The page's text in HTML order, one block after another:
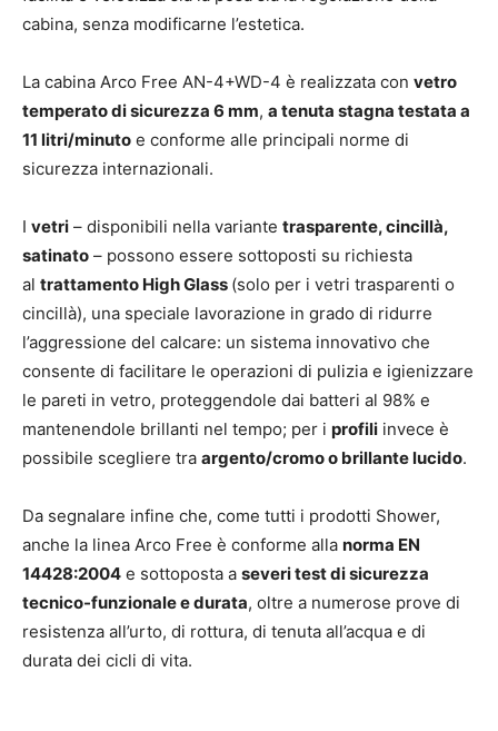
cabina, senza modificarne l’estetica.
La cabina Arco Free AN-4+WD-4 è realizzata con vetro
temperato di sicurezza 6 mm, a tenuta stagna testata a
11 litri/minuto e conforme alle principali norme di
sicurezza internazionali.
I vetri – disponibili nella variante trasparente, cincillà,
satinato – possono essere sottoposti su richiesta
al trattamento High Glass (solo per i vetri trasparenti o
cincillà), una speciale lavorazione in grado di ridurre
l’aggressione del calcare: un sistema innovativo che
consente di facilitare le operazioni di pulizia e igienizzare
le pareti in vetro, proteggendole dai batteri al 98% e
mantenendole brillanti nel tempo; per i profili invece è
possibile scegliere tra argento/cromo o brillante lucido.
Da segnalare infine che, come tutti i prodotti Shower,
anche la linea Arco Free è conforme alla norma EN
14428:2004 e sottoposta a severi test di sicurezza
tecnico-funzionale e durata, oltre a numerose prove di
resistenza all’urto, di rottura, di tenuta all’acqua e di
durata dei cicli di vita.